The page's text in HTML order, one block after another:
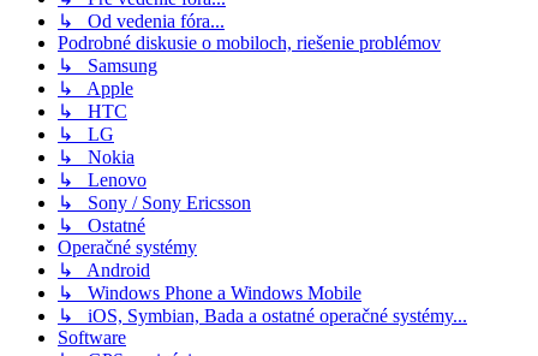
↳ Od vedenia fóra...
Podrobné diskusie o mobiloch, riešenie problémov
↳ Samsung
↳ Apple
↳ HTC
↳ LG
↳ Nokia
↳ Lenovo
↳ Sony / Sony Ericsson
↳ Ostatné
Operačné systémy
↳ Android
↳ Windows Phone a Windows Mobile
↳ iOS, Symbian, Bada a ostatné operačné systémy...
Software